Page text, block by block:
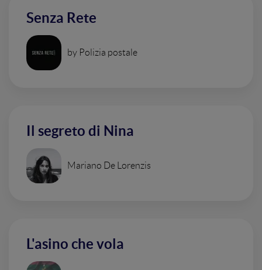
Senza Rete
by Polizia postale
Il segreto di Nina
Mariano De Lorenzis
L'asino che vola